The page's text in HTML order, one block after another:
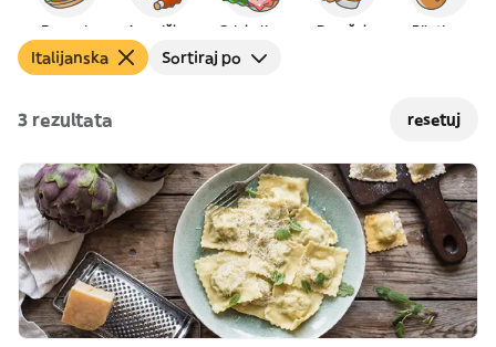
Burgeri Američka Grickalice Doručak Piletina
Italijanska Sortiraj po
3 rezultata resetuj